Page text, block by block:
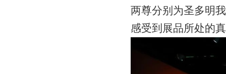
两尊分别为圣多明
感受到展品所处的